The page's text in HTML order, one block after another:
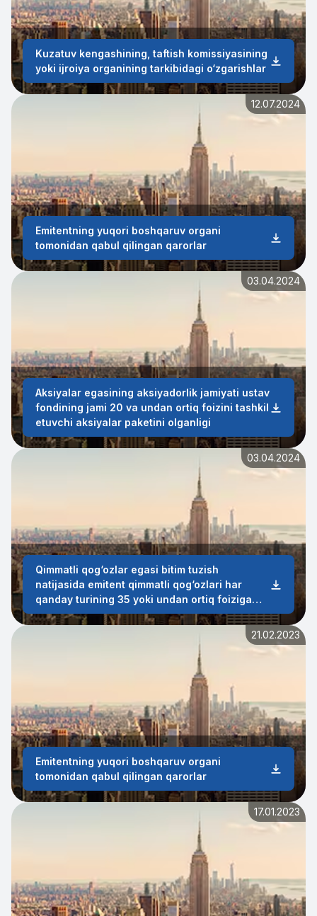
Kuzatuv kengashining, taftish komissiyasining
yoki ijroiya organining tarkibidagi o‘zgarishlar
12.07.2024
Emitentning yuqori boshqaruv organi
tomonidan qabul qilingan qarorlar
03.04.2024
Aksiyalar egasining aksiyadorlik jamiyati ustav
fondining jami 20 va undan ortiq foizini tashkil
etuvchi aksiyalar paketini olganligi
03.04.2024
Qimmatli qog‘ozlar egasi bitim tuzish
natijasida emitent qimmatli qog‘ozlari har
qanday turining 35 yoki undan ortiq foiziga
egalik qila boshlashi to'g'risida axborot
21.02.2023
Emitentning yuqori boshqaruv organi
tomonidan qabul qilingan qarorlar
17.01.2023